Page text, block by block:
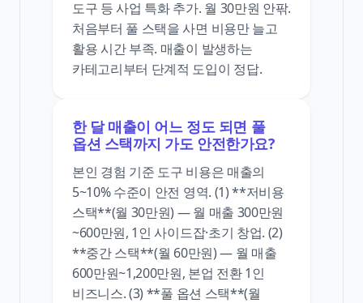
도구 등 사업 특화 추가. 월 30만원 안팎.
처음부터 풀 스택을 사면 비용만 늘고
활용 시간 부족. 매출이 발생하는
카테고리부터 단계적 도입이 정답.
한 달 매출이 어느 정도 되면 풀
옵션 스택까지 가도 안전한가요?
본인 경험 기준 도구 비용은 매출의
5~10% 수준이 안전 영역. (1) **저비용
스택**(월 30만원) — 월 매출 300만원
~600만원, 1인 사이드잡·초기 창업. (2)
**중간 스택**(월 60만원) — 월 매출
600만원~1,200만원, 본업 전환 1인
비즈니스. (3) **풀 옵션 스택**(월